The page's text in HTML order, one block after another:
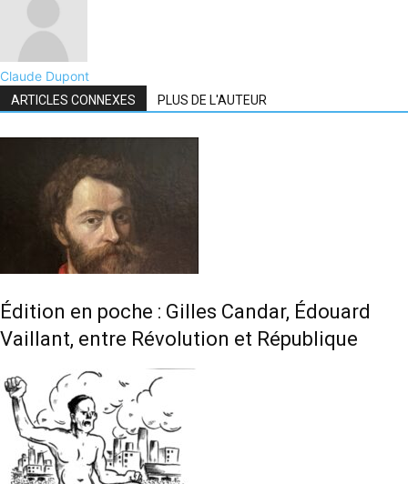
Claude Dupont
ARTICLES CONNEXES PLUS DE L'AUTEUR
Édition en poche : Gilles Candar, Édouard
Vaillant, entre Révolution et République